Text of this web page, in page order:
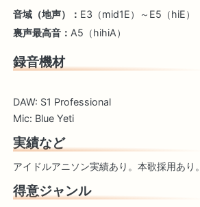
音域（地声）： E3（mid1E）～E5（hiE）
裏声最高音： A5（hihiA）
録音機材
DAW: S1 Professional
Mic: Blue Yeti
実績など
アイドルアニソン実績あり。本歌採用あり。
得意ジャンル